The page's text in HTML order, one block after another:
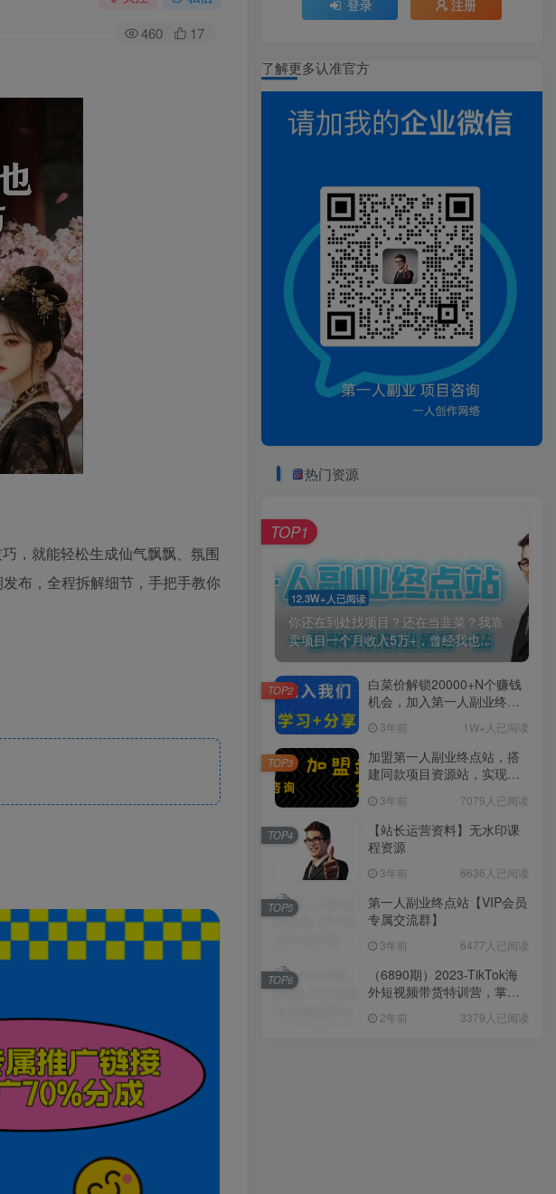
460 17
，就能轻松生成仙气飘飘、氛围
布，全程拆解细节，手把手教你
登录 注册
了解更多认准官方
热门资源
12.3W+人已阅读
你还在到处找项目？还在当韭菜？我靠
卖项目一个月收入5万+，曾经我也...
TOP1
白菜价解锁20000+N个赚钱
机会，加入第一人副业终点
习。3年前 1W+人已阅读
TOP2
加盟第一人副业终点站，搭
建同款项目资源站，实现日
3年前 7079人已阅读
TOP3
【站长运营资料】无水印课
程资源
3年前 6636人已阅读
TOP4
第一人副业终点站【VIP会员
专属交流群】
3年前 6477人已阅读
TOP5
（6890期）2023-TikTok海
外短视频带货特训营，掌握
（60节课）
2年前 3379人已阅读
TOP6